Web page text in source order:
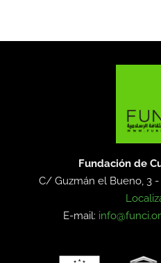
Fundación de
C/ Guzmán el Bueno, 3
E-mail: